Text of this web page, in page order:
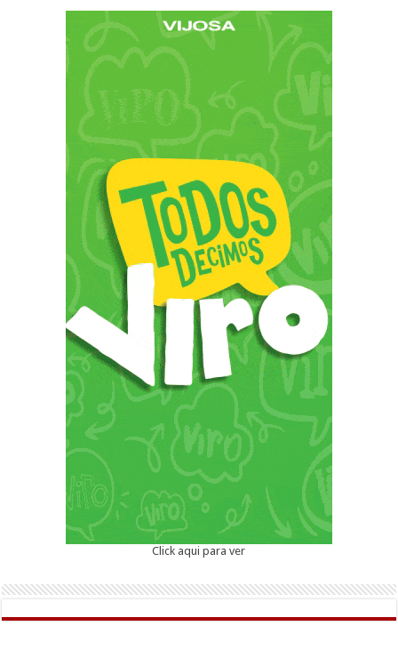
Click aqui para ver